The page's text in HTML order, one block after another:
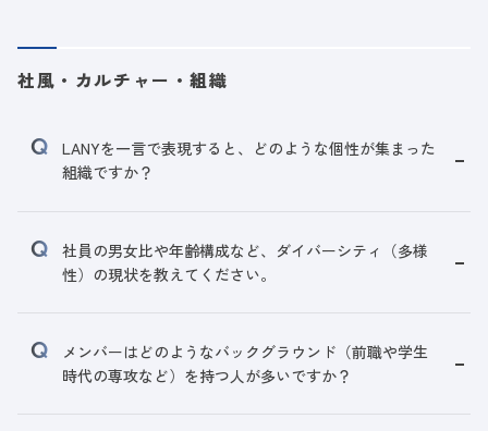
社風・カルチャー・組織
LANYを一言で表現すると、どのような個性が集まった
組織ですか？
社員の男女比や年齢構成など、ダイバーシティ（多様
性）の現状を教えてください。
メンバーはどのようなバックグラウンド（前職や学生
時代の専攻など）を持つ人が多いですか？